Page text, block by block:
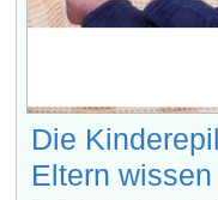
Die
Eltern